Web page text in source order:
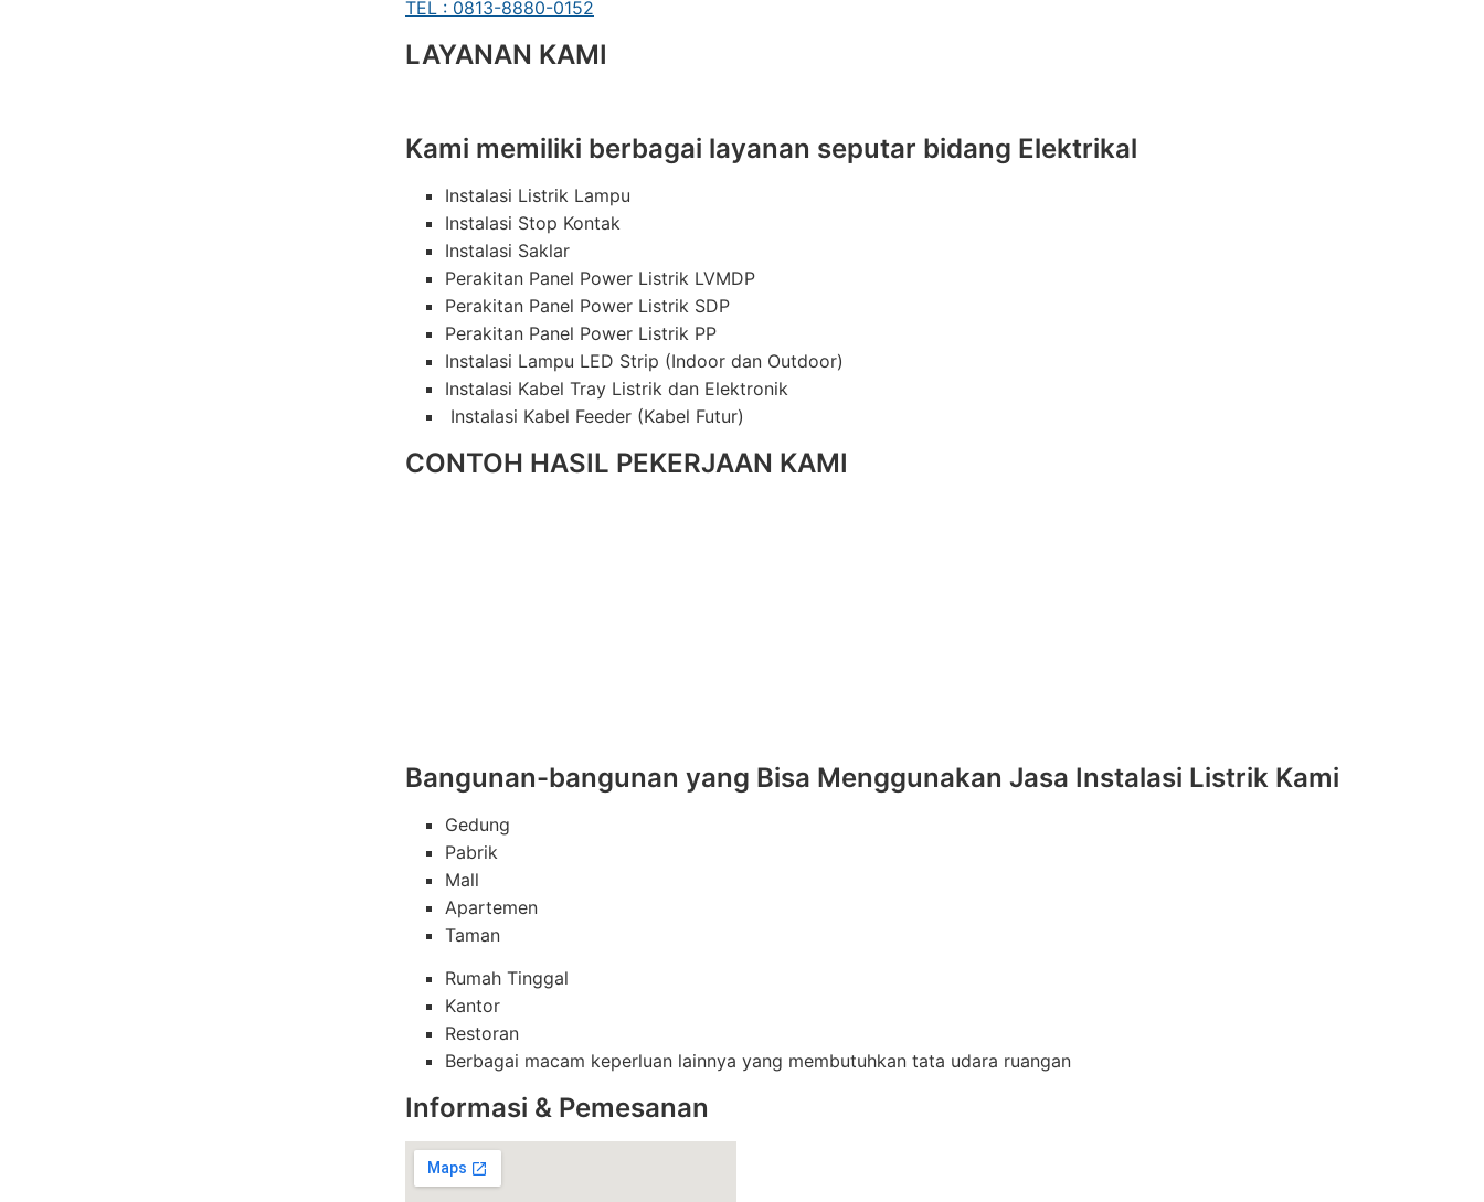
TEL : 0813-8880-0152
LAYANAN KAMI
Kami memiliki berbagai layanan seputar bidang Elektrikal
Instalasi Listrik Lampu
Instalasi Stop Kontak
Instalasi Saklar
Perakitan Panel Power Listrik LVMDP
Perakitan Panel Power Listrik SDP
Perakitan Panel Power Listrik PP
Instalasi Lampu LED Strip (Indoor dan Outdoor)
Instalasi Kabel Tray Listrik dan Elektronik
Instalasi Kabel Feeder (Kabel Futur)
CONTOH HASIL PEKERJAAN KAMI
Bangunan-bangunan yang Bisa Menggunakan Jasa Instalasi Listrik Kami
Gedung
Pabrik
Mall
Apartemen
Taman
Rumah Tinggal
Kantor
Restoran
Berbagai macam keperluan lainnya yang membutuhkan tata udara ruangan
Informasi & Pemesanan